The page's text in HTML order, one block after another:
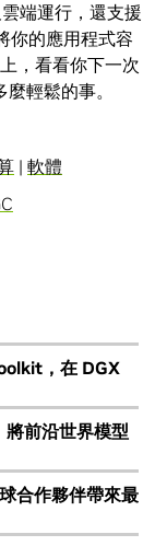
端運行，還支援
你的應用程式容
，看看你下一次
輕鬆的事。
| 軟體
，在 DGX
前沿世界模型
合作夥伴帶來最